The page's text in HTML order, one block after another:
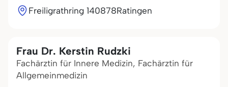
Freiligrathring 140878Ratingen
Frau Dr. Kerstin Rudzki
Fachärztin für Innere Medizin, Fachärztin für
Allgemeinmedizin